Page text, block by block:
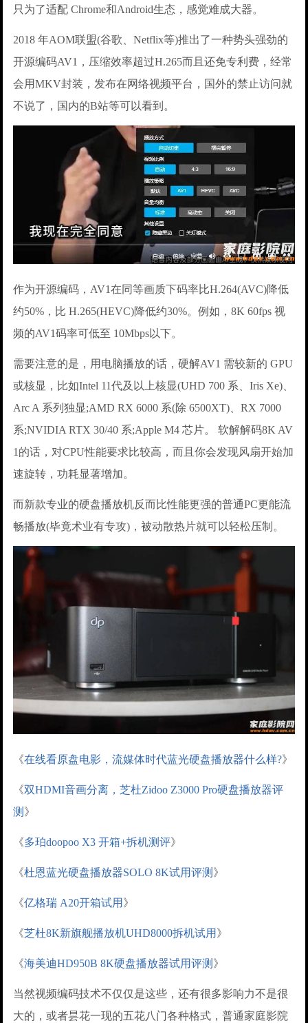
只为了适配 Chrome和Android生态，感觉难成大器。
2018 年AOM联盟(谷歌、Netflix等)推出了一种势头强劲的
开源编码AV1，压缩效率超过H.265而且还免专利费，经常
会用MKV封装，发布在网络视频平台，国外的禁止访问就
不说了，国内的B站等可以看到。
作为开源编码，AV1在同等画质下码率比H.264(AVC)降低
约50%，比 H.265(HEVC)降低约30%。例如，8K 60fps 视
频的AV1码率可低至 10Mbps以下。
需要注意的是，用电脑播放的话，硬解AV1 需较新的 GPU
或核显，比如Intel 11代及以上核显(UHD 700 系、Iris Xe)、
Arc A 系列独显;AMD RX 6000 系(除 6500XT)、RX 7000
系;NVIDIA RTX 30/40 系;Apple M4 芯片。 软解解码8K AV
1的话，对CPU性能要求比较高，而且你会发现风扇开始加
速旋转，功耗显著增加。
而新款专业的硬盘播放机反而比性能更强的普通PC更能流
畅播放(毕竟术业有专攻)，被动散热片就可以轻松压制。
《在线看原盘电影，流媒体时代蓝光硬盘播放器什么样?》
《双HDMI音画分离，芝杜Zidoo Z3000 Pro硬盘播放器评
测 》
《多珀doopoo X3 开箱+拆机测评》
《杜恩蓝光硬盘播放器SOLO 8K试用评测 》
《亿格瑞 A20开箱试用 》
《芝杜8K新旗舰播放机UHD8000拆机试用 》
《海美迪HD950B 8K硬盘播放器试用评测 》
当然视频编码技术不仅仅是这些，还有很多影响力不是很
大的，或者昙花一现的五花八门各种格式，普通家庭影院